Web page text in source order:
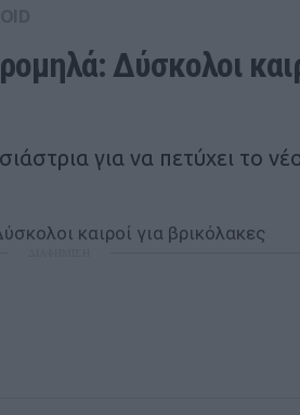
Δύσκολοι
για να πετύχει το